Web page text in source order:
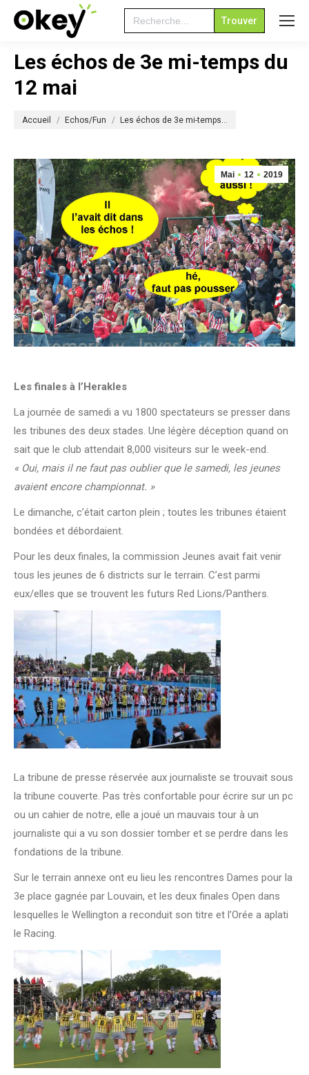
Search
for:
Les échos de 3e mi-temps du
12 mai
Accueil Echos/Fun Les échos de 3e mi-temps…
Mai 12 2019
Les finales à l’Herakles
La journée de samedi a vu 1800 spectateurs se presser dans
les tribunes des deux stades. Une légère déception quand on
sait que le club attendait 8,000 visiteurs sur le week-end.
« Oui, mais il ne faut pas oublier que le samedi, les jeunes
avaient encore championnat. »
Le dimanche, c’était carton plein ; toutes les tribunes étaient
bondées et débordaient.
Pour les deux finales, la commission Jeunes avait fait venir
tous les jeunes de 6 districts sur le terrain. C’est parmi
eux/elles que se trouvent les futurs Red Lions/Panthers.
La tribune de presse réservée aux journaliste se trouvait sous
la tribune couverte. Pas très confortable pour écrire sur un pc
ou un cahier de notre, elle a joué un mauvais tour à un
journaliste qui a vu son dossier tomber et se perdre dans les
fondations de la tribune.
Sur le terrain annexe ont eu lieu les rencontres Dames pour la
3e place gagnée par Louvain, et les deux finales Open dans
lesquelles le Wellington a reconduit son titre et l’Orée a aplati
le Racing.